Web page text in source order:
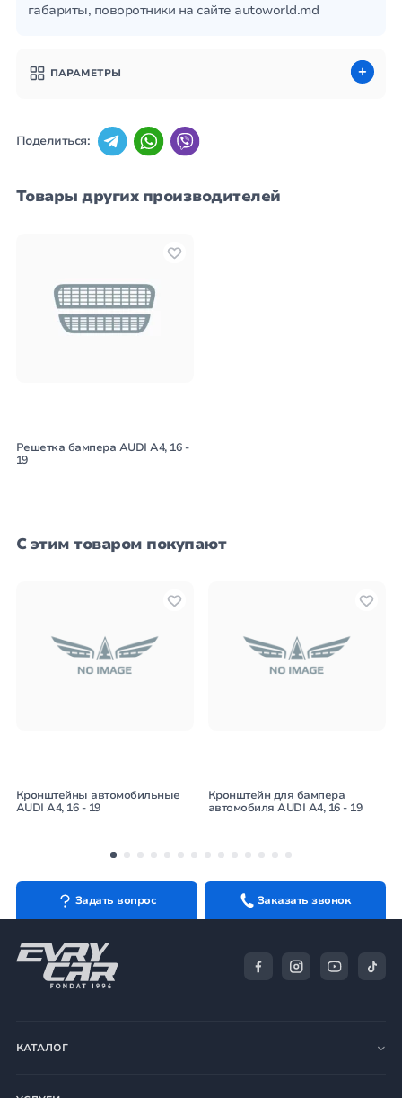
габариты, поворотники на сайте autoworld.md
ПАРАМЕТРЫ
Поделиться:
Товары других производителей
Решетка бампера AUDI A4, 16 -
19
С этим товаром покупают
Кронштейны автомобильные
AUDI A4, 16 - 19
Кронштейн для бампера
автомобиля AUDI A4, 16 - 19
Задать вопрос Заказать звонок
КАТАЛОГ